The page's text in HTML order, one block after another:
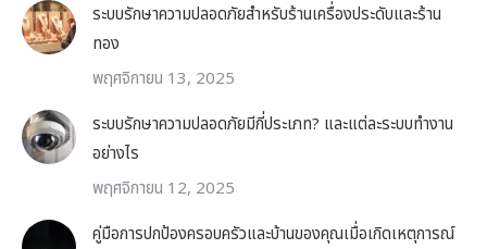
ระบบรักษาความปลอดภัยสำหรับร้านเครื่องประดับและร้าน
ทอง
พฤศจิกายน 13, 2025
ระบบรักษาความปลอดภัยมีกี่ประเภท? และแต่ละระบบทำงาน
อย่างไร
พฤศจิกายน 12, 2025
คู่มือการปกป้องครอบครัวและบ้านของคุณเมื่อเกิดเหตุการณ์